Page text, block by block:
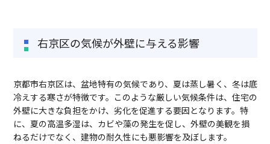
右京区の気候が外壁に与える影響
京都市右京区は、盆地特有の気候であり、夏は蒸し暑く、冬は底
冷えする寒さが特徴です。このような厳しい気候条件は、住宅の
外壁に大きな負担をかけ、劣化を促進する要因となります。特
に、夏の高温多湿は、カビや藻の発生を促し、外壁の美観を損
ねるだけでなく、建物の耐久性にも悪影響を及ぼします。